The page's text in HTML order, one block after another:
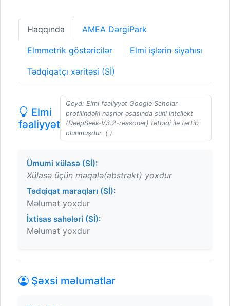
Haqqında AMEA DərgiPark
Elmmetrik göstəricilər Elmi işlərin siyahısı
Tədqiqatçı xəritəsi (Sİ)
Elmi
fəaliyyət
Qeyd: Elmi fəaliyyət Google Scholar
profilindəki nəşrlər əsasında süni intellekt
(DeepSeek-V3.2-reasoner) tətbiqi ilə tərtib
olunmuşdur. ( )
Ümumi xülasə (Sİ):
Xülasə üçün məqalə(abstrakt) yoxdur
Tədqiqat maraqları (Sİ):
Məlumat yoxdur
İxtisas sahələri (Sİ):
Məlumat yoxdur
Şəxsi məlumatlar